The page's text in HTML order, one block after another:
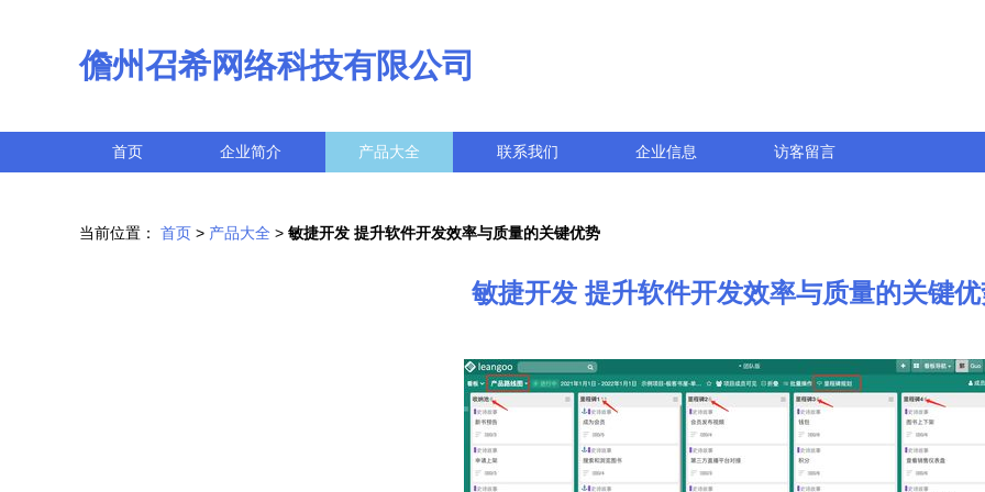
儋州召希网络科技有限公司
首页 企业简介 产品大全 联系我们 企业信息 访客留言
当前位置： 首页 > 产品大全 > 敏捷开发 提升软件开发效率与质量的关键优势
敏捷开发 提升软件开发效率与质量的关键